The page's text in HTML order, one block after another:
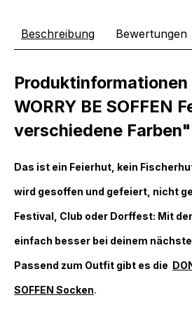
Beschreibung Bewertungen
WORRY BE SOFFEN
verschiedene Farben"
Das ist ein Feierhut, kein
wird gesoffen und gefeiert, nicht
Festival, Club oder Dorffest: Mit
einfach besser bei deinem
Passend zum Outfit gibt es die
SOFFEN Socken.